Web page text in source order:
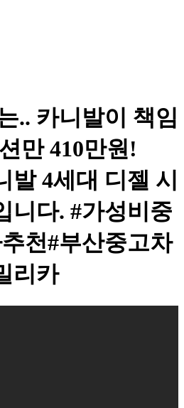
.. 카니발이 책임
만 410만원!
발 4세대 디젤 시
니다. #가성비중
천#부산중고차
리카